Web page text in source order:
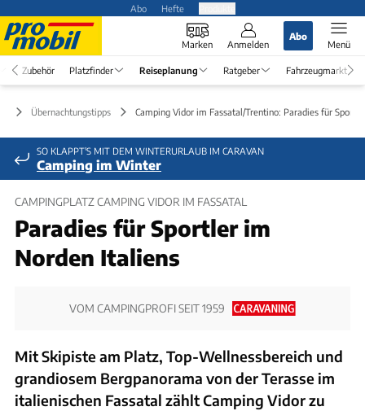
Abo Hefte
Marken Anmelden
Abo
Menü
Zubehör Platzfinder Reiseplanung Ratgeber Fahrzeugmarkt
Übernachtungstipps Camping Vidor im Fassatal/Trentino: Paradies für
SO KLAPPT'S MIT DEM WINTERURLAUB IM CARAVAN
Camping im Winter
CAMPINGPLATZ CAMPING VIDOR IM FASSATAL
Paradies für Sportler im
Norden Italiens
VOM CAMPINGPROFI SEIT 1959
Mit Skipiste am Platz, Top-Wellnessbereich und
grandiosem Bergpanorama von der Terasse im
italienischen Fassatal zählt Camping Vidor zu